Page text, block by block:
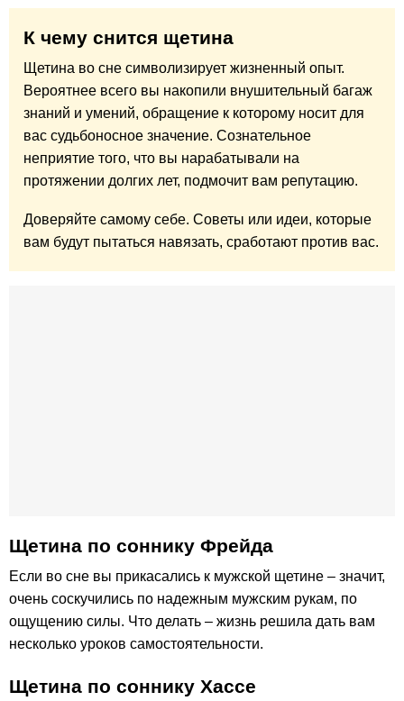
К чему снится щетина
Щетина во сне символизирует жизненный опыт.
Вероятнее всего вы накопили внушительный багаж
знаний и умений, обращение к которому носит для
вас судьбоносное значение. Сознательное
неприятие того, что вы нарабатывали на
протяжении долгих лет, подмочит вам репутацию.
Доверяйте самому себе. Советы или идеи, которые
вам будут пытаться навязать, сработают против вас.
Щетина по соннику Фрейда
Если во сне вы прикасались к мужской щетине – значит,
очень соскучились по надежным мужским рукам, по
ощущению силы. Что делать – жизнь решила дать вам
несколько уроков самостоятельности.
Щетина по соннику Хассе